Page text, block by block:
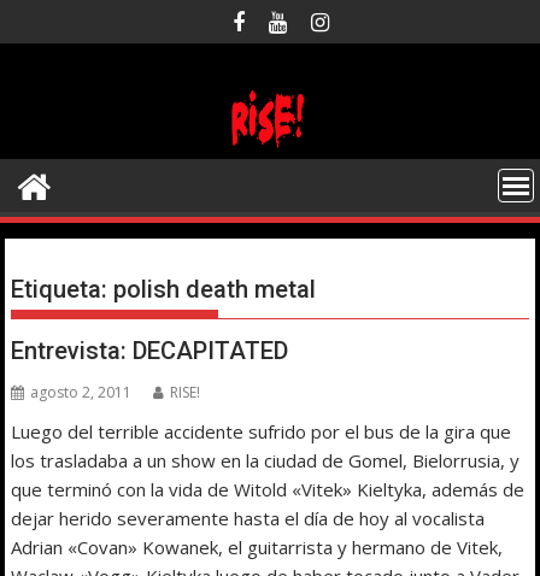
al
Etiqueta: polish death metal
Entrevista: DECAPITATED
agosto 2, 2011 RISE!
Luego del terrible accidente sufrido por el bus de la gira que
los trasladaba a un show en la ciudad de Gomel, Bielorrusia, y
que terminó con la vida de Witold «Vitek» Kieltyka, además de
dejar herido severamente hasta el día de hoy al vocalista
Adrian «Covan» Kowanek, el guitarrista y hermano de Vitek,